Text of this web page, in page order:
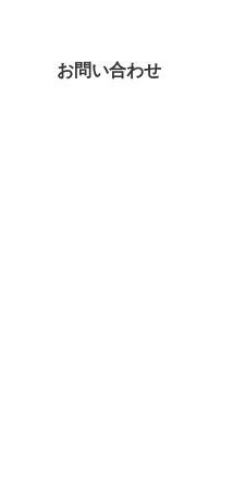
お問い合わせ